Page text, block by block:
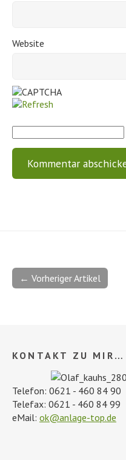
Website
← Vorheriger Artikel
KONTAKT ZU MIR…
Telefon: 0621 - 460 84 90
Telefax: 0621 - 460 84 99
eMail: ok@anlage-top.de